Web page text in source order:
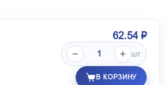
62.54 ₽
шт.
В КОРЗИНУ